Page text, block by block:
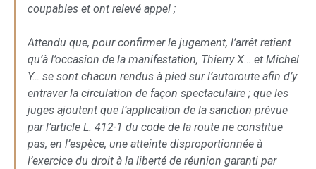
coupables et ont relevé appel ;
Attendu que, pour confirmer le jugement, l’arrêt retient
qu’à l’occasion de la manifestation, Thierry X… et Michel
Y… se sont chacun rendus à pied sur l’autoroute afin d’y
entraver la circulation de façon spectaculaire ; que les
juges ajoutent que l’application de la sanction prévue
par l’article L. 412-1 du code de la route ne constitue
pas, en l’espèce, une atteinte disproportionnée à
l’exercice du droit à la liberté de réunion garanti par